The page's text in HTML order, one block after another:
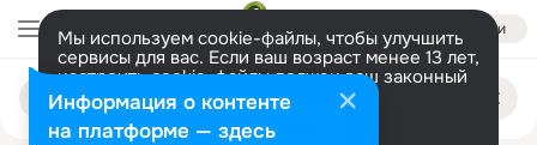
Войти
Мы используем cookie-файлы, чтобы улучшить
сервисы для вас. Если ваш возраст менее 13 лет,
настроить cookie-файлы должен ваш законный
представитель. Больше информации
Разрешить все Настроить
Поиск
публикациям
Информация о контенте
на платформе — здесь